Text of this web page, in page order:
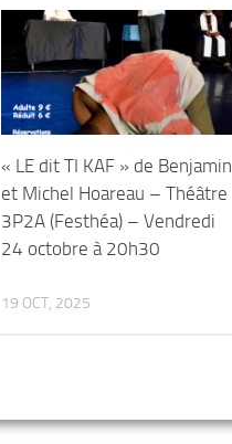
« LE dit TI KAF » de Benjamin
et Michel Hoareau – Théâtre
3P2A (Festhéa) – Vendredi
24 octobre à 20h30
19 OCT, 2025